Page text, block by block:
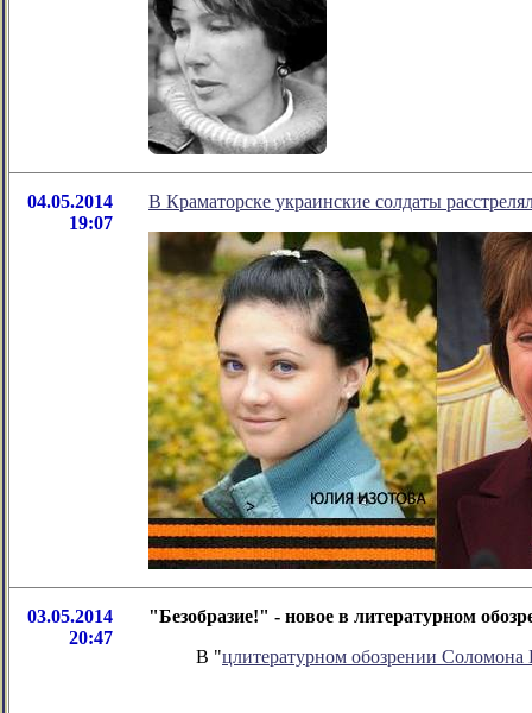
04.05.2014
19:07
В Краматорске украинские солдаты
03.05.2014
20:47
"Безобразие!" - новое в литературном
В "цлитературном обозрении